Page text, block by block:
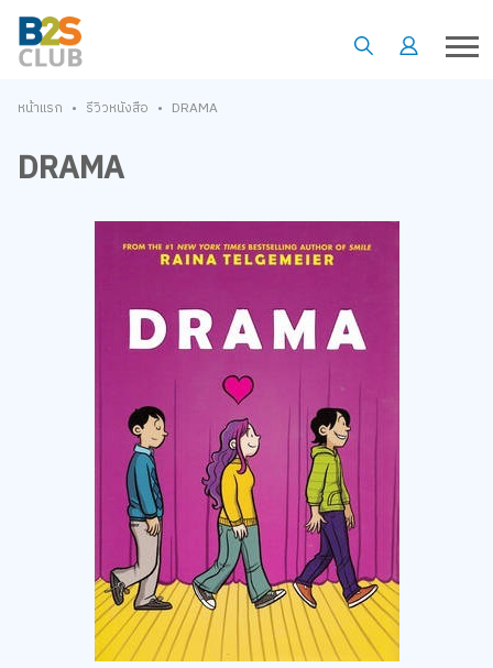
หน้าแรก • รีวิวหนังสือ • DRAMA
DRAMA